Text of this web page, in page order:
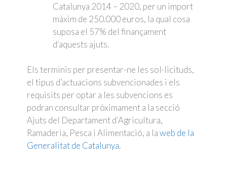
Catalunya 2014 – 2020, per un import
màxim de 250.000 euros, la qual cosa
suposa el 57% del finançament
d’aquests ajuts.
Els terminis per presentar-ne les sol·licituds,
el tipus d’actuacions subvencionades i els
requisits per optar a les subvencions es
podran consultar pròximament a la secció
Ajuts del Departament d’Agricultura,
Ramaderia, Pesca i Alimentació, a laweb de la
Generalitat de Catalunya.